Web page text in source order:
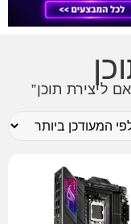
ליצירת תוכן”